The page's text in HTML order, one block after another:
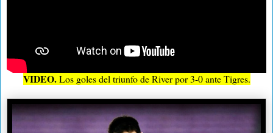
VIDEO.Los goles del triunfo de River por 3-0 ante Tigres.